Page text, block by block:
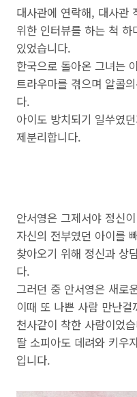
대사관에 연락해, 대사관
위한 인터뷰를 하는 척
있었습니다.
한국으로 돌아온 그녀는
트라우마를 겪으며 알콜
다.
아이도 방치되기 일쑤였
제분리합니다.
안서영은 그제서야 정신
자신의 전부였던 아이를
찾아오기 위해 정신과 상
다.
그러던 중 안서영은 새로
이때 또 나쁜 사람 만난
천사같이 착한 사람이었
딸 소피아도 데려와 키우
입니다.